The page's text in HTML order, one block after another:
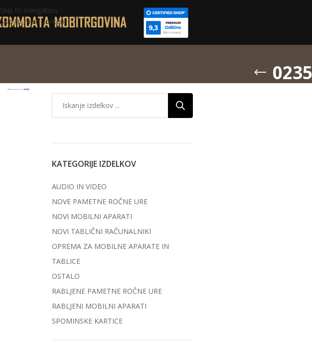
Skip to navigation
Skip to main content
KATEGORIJE IZDELKOV
AUDIO IN VIDEO
NOVE PAMETNE ROČNE URE
NOVI MOBILNI APARATI
NOVI TABLIČNI RAČUNALNIKI
OPREMA ZA MOBILNE APARATE IN
TABLICE
OSTALO
RABLJENE PAMETNE ROČNE URE
RABLJENI MOBILNI APARATI
SPOMINSKE KARTICE